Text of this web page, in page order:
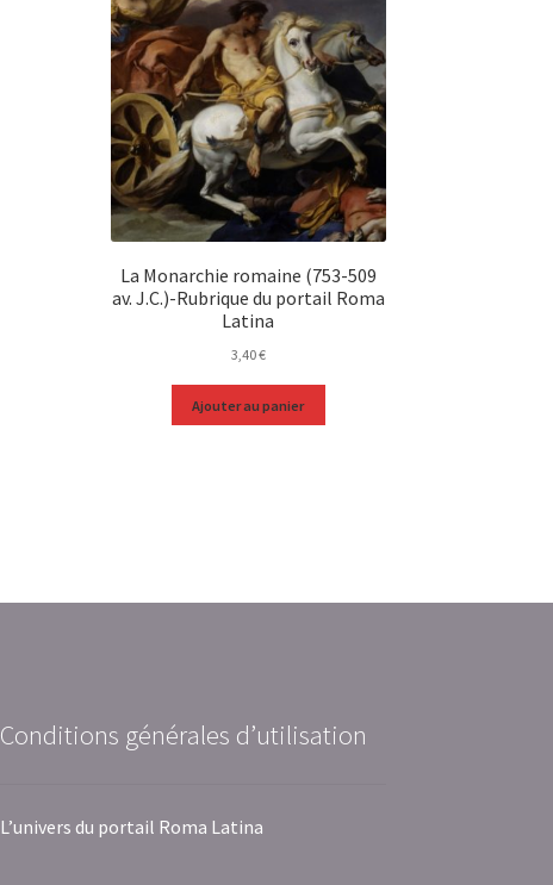
La Monarchie romaine (753-509
av. J.C.)-Rubrique du portail Roma
Latina
3,40€
Ajouter au panier
Conditions générales d’utilisation
L’univers du portail Roma Latina